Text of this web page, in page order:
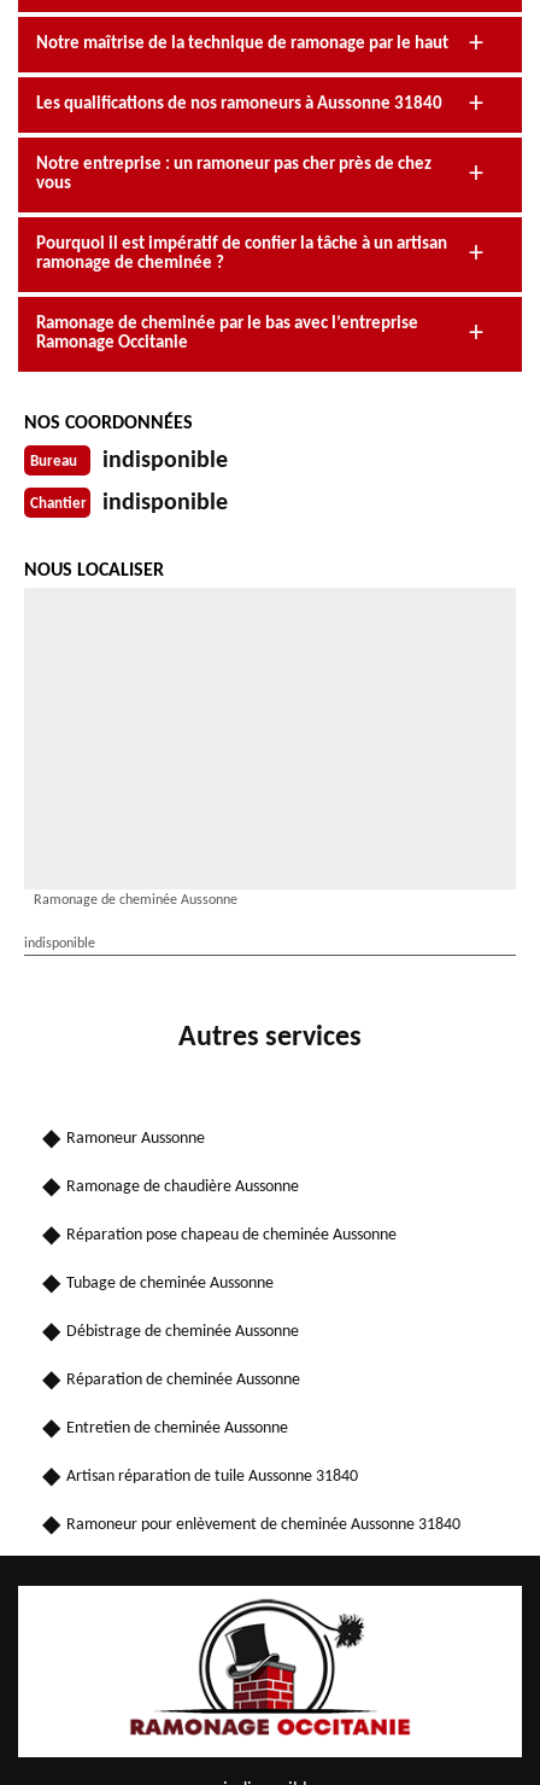
Notre maîtrise de la technique de ramonage par le haut
Les qualifications de nos ramoneurs à Aussonne 31840
Notre entreprise : un ramoneur pas cher près de chez
vous
Pourquoi il est impératif de confier la tâche à un artisan
ramonage de cheminée ?
Ramonage de cheminée par le bas avec l’entreprise
Ramonage Occitanie
NOS COORDONNÉES
Bureau indisponible
Chantier indisponible
NOUS LOCALISER
Ramonage de cheminée Aussonne
indisponible
Autres services
Ramoneur Aussonne
Ramonage de chaudière Aussonne
Réparation pose chapeau de cheminée Aussonne
Tubage de cheminée Aussonne
Débistrage de cheminée Aussonne
Réparation de cheminée Aussonne
Entretien de cheminée Aussonne
Artisan réparation de tuile Aussonne 31840
Ramoneur pour enlèvement de cheminée Aussonne 31840